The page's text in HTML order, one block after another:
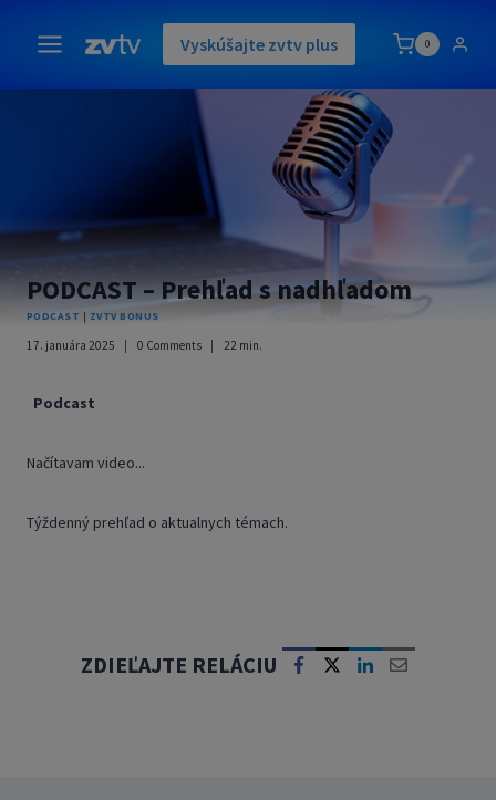
content
Vyskúšajte zvtv plus 0
PODCAST – Prehľad s nadhľadom
PODCAST | ZVTV BONUS
17. januára 2025 0 Comments 22 min.
Podcast
Načítavam video...
Týždenný prehľad o aktualnych témach.
ZDIEĽAJTE RELÁCIU